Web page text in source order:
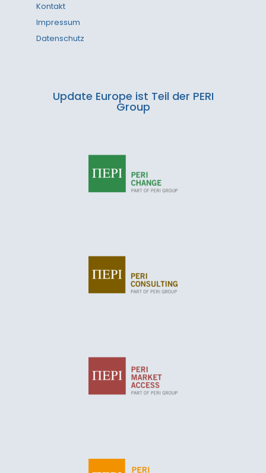
Kontakt
Impressum
Datenschutz
Update Europe ist Teil der PERI
Group